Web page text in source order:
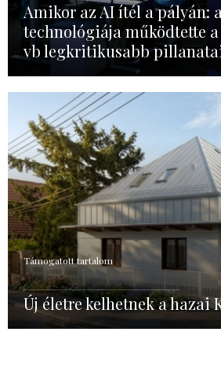
Amikor az AI ítél a pályán:
technológiája működtette
vb legkritikusabb
Támogatott tartalom
Új életre kelhetnek a hazai